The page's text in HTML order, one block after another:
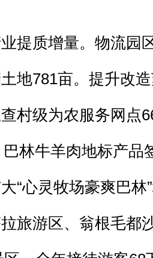
质增量。物流园
地781亩。提升改
村级为农服务网点
巴林牛羊肉地标产品
“心灵牧场豪爽巴林
旅游区、翁根毛都